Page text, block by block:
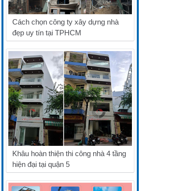
Cách chọn công ty xây dựng nhà
đẹp uy tín tại TPHCM
Khâu hoàn thiện thi công nhà 4 tầng
hiện đại tại quận 5